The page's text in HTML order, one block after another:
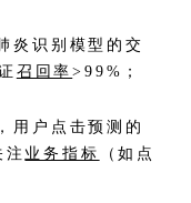
炎识别模型的交
召回率>99%；
用户点击预测的
业务指标
（如点